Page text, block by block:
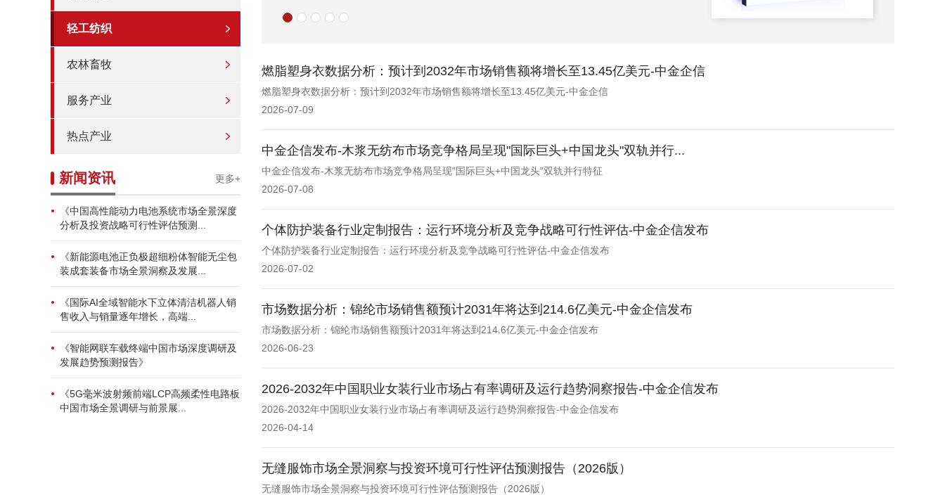
轻工纺织
农林畜牧
服务产业
热点产业
新闻资讯 更多+
《中国高性能动力电池系统市场全景深度
分析及投资战略可行性评估预测...
《新能源电池正负极超细粉体智能无尘包
装成套装备市场全景洞察及发展...
《国际AI全域智能水下立体清洁机器人销
售收入与销量逐年增长，高端...
《智能网联车载终端中国市场深度调研及
发展趋势预测报告》
《5G毫米波射频前端LCP高频柔性电路板
中国市场全景调研与前景展...
燃脂塑身衣数据分析：预计到2032年市场销售额将增长至13.45亿美元-中金企信
燃脂塑身衣数据分析：预计到2032年市场销售额将增长至13.45亿美元-中金企信
2026-07-09
中金企信发布-木浆无纺布市场竞争格局呈现"国际巨头+中国龙头"双轨并行...
中金企信发布-木浆无纺布市场竞争格局呈现"国际巨头+中国龙头"双轨并行特征
2026-07-08
个体防护装备行业定制报告：运行环境分析及竞争战略可行性评估-中金企信发布
个体防护装备行业定制报告：运行环境分析及竞争战略可行性评估-中金企信发布
2026-07-02
市场数据分析：锦纶市场销售额预计2031年将达到214.6亿美元-中金企信发布
市场数据分析：锦纶市场销售额预计2031年将达到214.6亿美元-中金企信发布
2026-06-23
2026-2032年中国职业女装行业市场占有率调研及运行趋势洞察报告-中金企信发布
2026-2032年中国职业女装行业市场占有率调研及运行趋势洞察报告-中金企信发布
2026-04-14
无缝服饰市场全景洞察与投资环境可行性评估预测报告（2026版）
无缝服饰市场全景洞察与投资环境可行性评估预测报告（2026版）